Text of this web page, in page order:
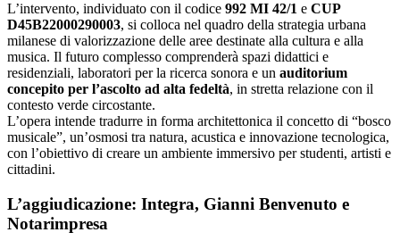
L’intervento, individuato con il codice 992 MI 42/1 e CUP
D45B22000290003, si colloca nel quadro della strategia urbana
milanese di valorizzazione delle aree destinate alla cultura e alla
musica. Il futuro complesso comprenderà spazi didattici e
residenziali, laboratori per la ricerca sonora e un auditorium
concepito per l’ascolto ad alta fedeltà, in stretta relazione con il
contesto verde circostante.
L’opera intende tradurre in forma architettonica il concetto di “bosco
musicale”, un’osmosi tra natura, acustica e innovazione tecnologica,
con l’obiettivo di creare un ambiente immersivo per studenti, artisti e
cittadini.
L’aggiudicazione: Integra, Gianni Benvenuto e
Notarimpresa